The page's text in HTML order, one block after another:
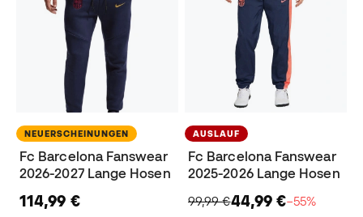
NEUERSCHEINUNGEN
Fc Barcelona Fanswear
2026-2027 Lange Hosen
114,99 €
AUSLAUF
Fc Barcelona Fanswear
2025-2026 Lange Hosen
99,99 €44,99 €−55%